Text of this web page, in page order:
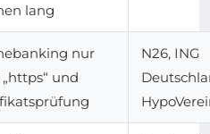
lang
nur
und
N26, ING